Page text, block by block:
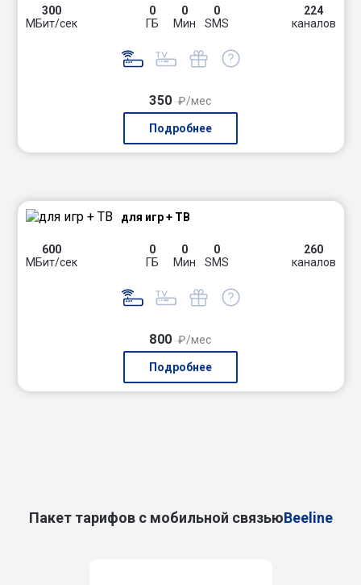
300
МБит/сек
0
ГБ
0
Мин
0
SMS
224
каналов
350 ₽/мес
Подробнее
для игр + ТВ
600
МБит/сек
0
ГБ
0
Мин
0
SMS
260
каналов
800 ₽/мес
Подробнее
Пакет тарифов с мобильной связьюBeeline